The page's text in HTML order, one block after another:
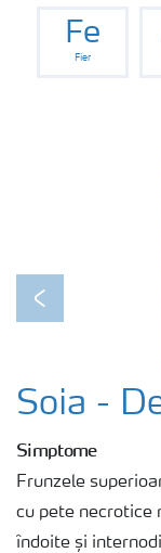
Fe
Fier
Previous
Soia -
Simptome
Frunzele
cu pete necrotice
îndoite și